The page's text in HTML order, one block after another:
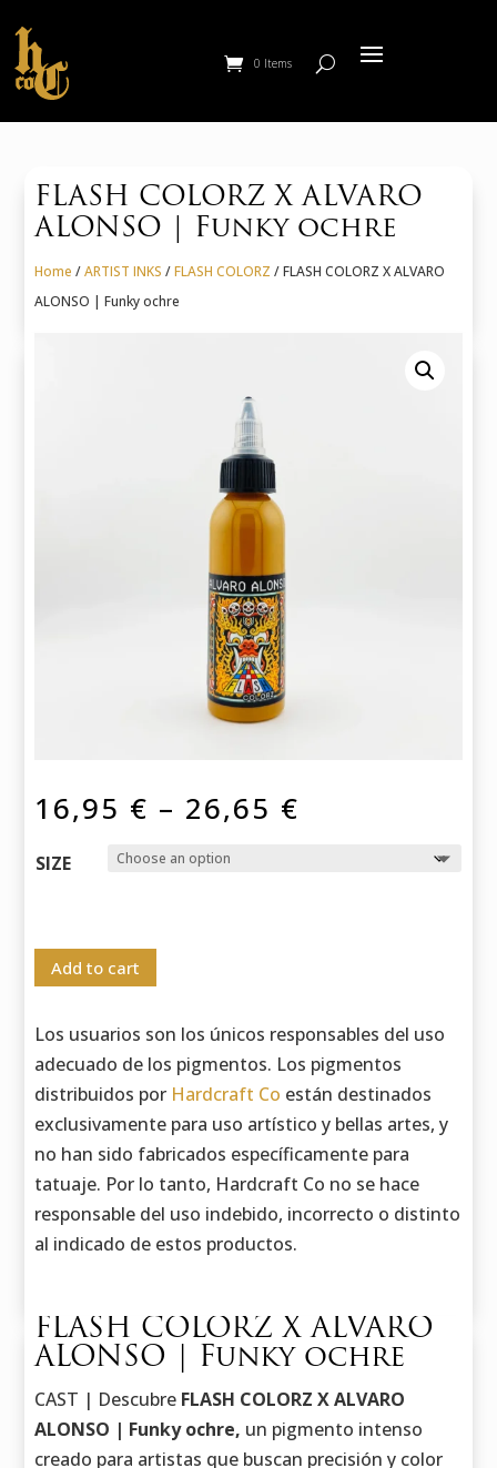
0 Items
FLASH COLORZ X ALVARO
ALONSO | Funky ochre
Home /ARTIST INKS /FLASH COLORZ / FLASH COLORZ X ALVARO
ALONSO | Funky ochre
16,95 € – 26,65 €
SIZE
Add to cart
Los usuarios son los únicos responsables del uso
adecuado de los pigmentos. Los pigmentos
distribuidos por Hardcraft Co están destinados
exclusivamente para uso artístico y bellas artes, y
no han sido fabricados específicamente para
tatuaje. Por lo tanto, Hardcraft Co no se hace
responsable del uso indebido, incorrecto o distinto
al indicado de estos productos.
FLASH COLORZ X ALVARO
ALONSO | Funky ochre
CAST | Descubre FLASH COLORZ X ALVARO
ALONSO | Funky ochre, un pigmento intenso
creado para artistas que buscan precisión y color